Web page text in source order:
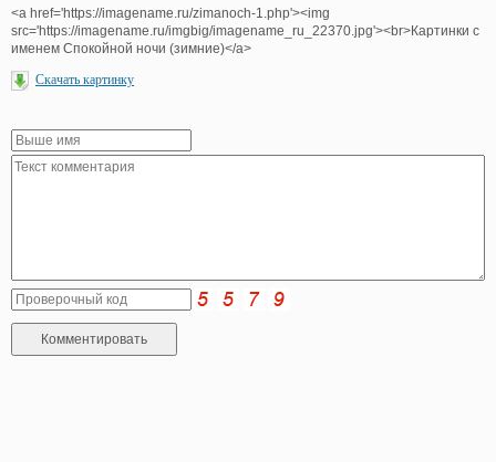
<a href='https://imagename.ru/zimanoch-1.php'><img
src='https://imagename.ru/imgbig/imagename_ru_22370.jpg'><br>Картинки с
именем Спокойной ночи (зимние)</a>
Скачать картинку